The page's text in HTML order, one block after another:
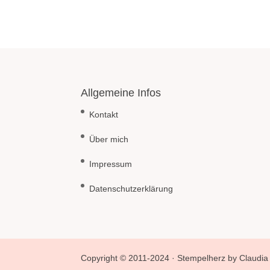
Allgemeine Infos
Kontakt
Über mich
Impressum
Datenschutzerklärung
Copyright © 2011-2024 · Stempelherz by